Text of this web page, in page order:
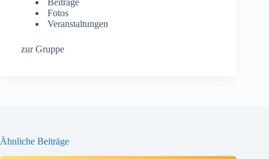
Fotos
Veranstaltungen
zur Gruppe
Ähnliche Beiträge